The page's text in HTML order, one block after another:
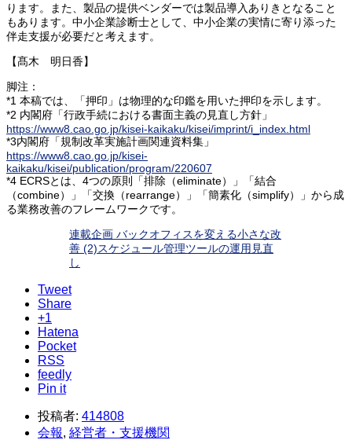
ります。また、製品の提供ベンダーでは製品導入ありきとなること
もあります。中小企業診断士として、中小企業の実情に寄り添った
伴走支援が必要だと考えます。
【髙木 明日香】
脚注：
*1 本稿では、「押印」は物理的な印鑑を用いた押印を示します。
*2 内閣府「行政手続における書面主義の見直し方針」
https://www8.cao.go.jp/kisei-kaikaku/kisei/imprint/i_index.html
*3内閣府「規制改革実施計画関連資料集」
https://www8.cao.go.jp/kisei-
kaikaku/kisei/publication/program/220607
*4 ECRSとは、4つの原則「排除（eliminate）」「結合
（combine）」「交換（rearrange）」「簡素化（simplify）」から成
る業務改善のフレームワークです。
連載企画 バックオフィスを変える小さな改
善 (2)スケジュール管理ツールの運用見直
し
Tweet
Share
+1
Hatena
Pocket
RSS
feedly
Pin it
投稿者: 414808
会報, 経営者・支援機関